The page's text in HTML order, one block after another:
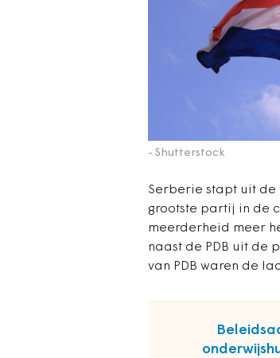
- Shutterstock
Serberie stapt uit de
grootste partij in de
meerderheid meer
naast de PDB uit de
van PDB waren de